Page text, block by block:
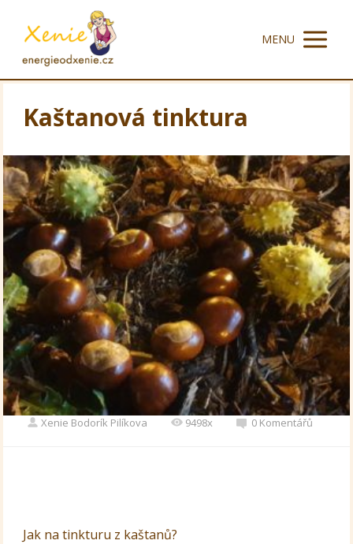
MENU
Kaštanová tinktura
Xenie Bodorík Pilíkova 9498x 0 Komentářů
Jak na tinkturu z kaštanů?